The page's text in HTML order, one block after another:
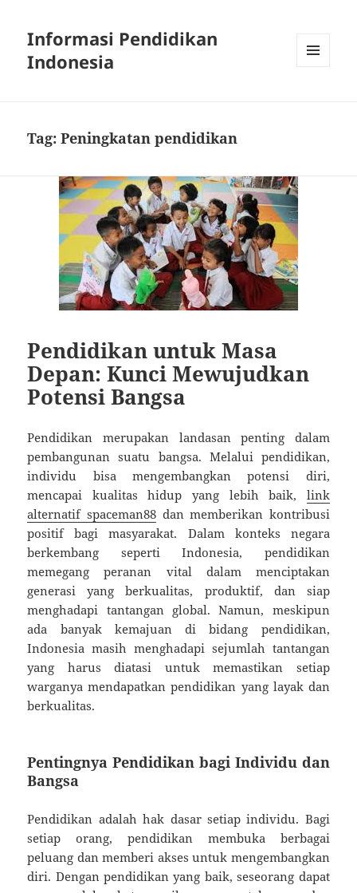
Informasi Pendidikan
Indonesia
Tag:Peningkatan pendidikan
Pendidikan untuk Masa
Depan: Kunci Mewujudkan
Potensi Bangsa
Pendidikan merupakan landasan penting dalam
pembangunan suatu bangsa. Melalui pendidikan,
individu bisa mengembangkan potensi diri,
mencapai kualitas hidup yang lebih baik, link
alternatif spaceman88dan memberikan kontribusi
positif bagi masyarakat. Dalam konteks negara
berkembang seperti Indonesia, pendidikan
memegang peranan vital dalam menciptakan
generasi yang berkualitas, produktif, dan siap
menghadapi tantangan global. Namun, meskipun
ada banyak kemajuan di bidang pendidikan,
Indonesia masih menghadapi sejumlah tantangan
yang harus diatasi untuk memastikan setiap
warganya mendapatkan pendidikan yang layak dan
berkualitas.
Pentingnya Pendidikan bagi Individu dan
Bangsa
Pendidikan adalah hak dasar setiap individu. Bagi
setiap orang, pendidikan membuka berbagai
peluang dan memberi akses untuk mengembangkan
diri. Dengan pendidikan yang baik, seseorang dapat